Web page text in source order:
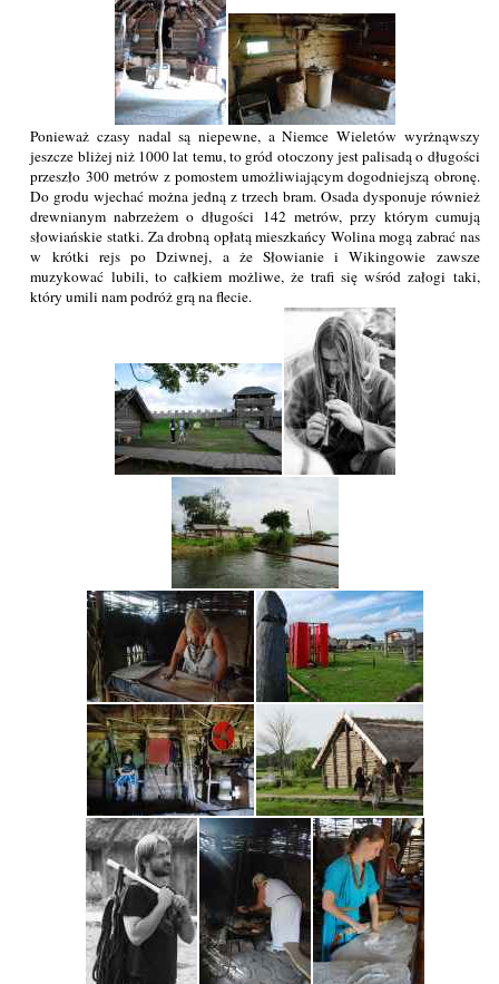
Ponieważ czasy nadal są niepewne, a Niemce Wieletów wyrżnąwszy
jeszcze bliżej niż 1000 lat temu, to gród otoczony jest palisadą o długości
przeszło 300 metrów z pomostem umożliwiającym dogodniejszą obronę.
Do grodu wjechać można jedną z trzech bram. Osada dysponuje również
drewnianym nabrzeżem o długości 142 metrów, przy którym cumują
słowiańskie statki. Za drobną opłatą mieszkańcy Wolina mogą zabrać nas
w krótki rejs po Dziwnej, a że Słowianie i Wikingowie zawsze
muzykować lubili, to całkiem możliwe, że trafi się wśród załogi taki,
który umili nam podróż grą na flecie.